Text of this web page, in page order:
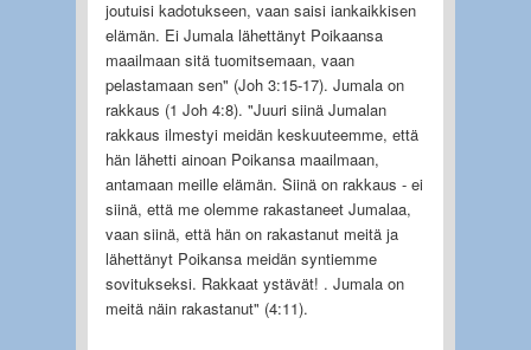
joutuisi kadotukseen, vaan saisi iankaikkisen
elämän. Ei Jumala lähettänyt Poikaansa
maailmaan sitä tuomitsemaan, vaan
pelastamaan sen" (Joh 3:15-17). Jumala on
rakkaus (1 Joh 4:8). "Juuri siinä Jumalan
rakkaus ilmestyi meidän keskuuteemme, että
hän lähetti ainoan Poikansa maailmaan,
antamaan meille elämän. Siinä on rakkaus - ei
siinä, että me olemme rakastaneet Jumalaa,
vaan siinä, että hän on rakastanut meitä ja
lähettänyt Poikansa meidän syntiemme
sovitukseksi. Rakkaat ystävät! . Jumala on
meitä näin rakastanut" (4:11).